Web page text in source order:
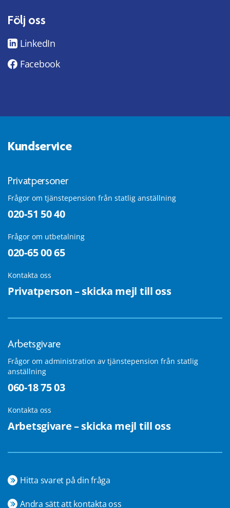
Följ oss
LinkedIn
Facebook
Kundservice
Privatpersoner
Frågor om tjänstepension från statlig anställning
020-51 50 40
Frågor om utbetalning
020-65 00 65
Kontakta oss
Privatperson – skicka mejl till oss
Arbetsgivare
Frågor om administration av tjänstepension från statlig
anställning
060-18 75 03
Kontakta oss
Arbetsgivare – skicka mejl till oss
Hitta svaret på din fråga
Andra sätt att kontakta oss